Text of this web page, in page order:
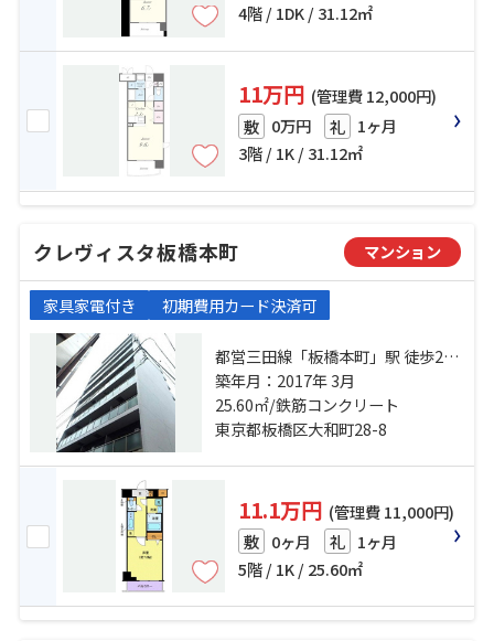
4階 / 1DK / 31.12㎡
11万円 (管理費 12,000円)
敷 0万円 礼 1ヶ月
3階 / 1K / 31.12㎡
クレヴィスタ板橋本町 マンション
家具家電付き 初期費用カード決済可
都営三田線「板橋本町」駅 徒歩2分
都営三田線「板橋区役所前」駅 徒
歩14分 東武東上線「中板橋」駅 徒
歩15分
築年月：2017年 3月
25.60㎡/鉄筋コンクリート
東京都板橋区大和町28-8
11.1万円 (管理費 11,000円)
敷 0ヶ月 礼 1ヶ月
5階 / 1K / 25.60㎡